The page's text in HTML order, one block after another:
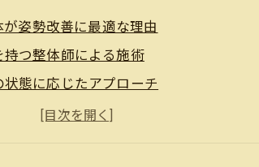
姿勢改善に最適な理由
持つ整体師による施術
状態に応じたアプローチ
と技術を活用した整体